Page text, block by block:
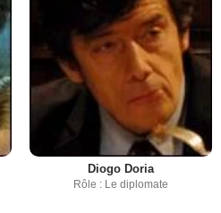
Diogo Doria
Rôle : Le diplomate